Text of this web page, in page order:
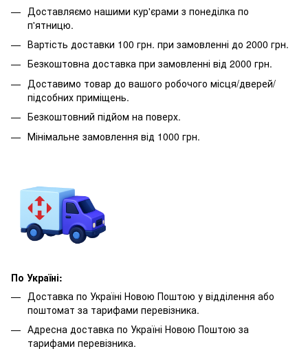
Доставляємо нашими кур'єрами з понеділка по
п'ятницю.
Вартість доставки 100 грн. при замовленні до 2000 грн.
Безкоштовна доставка при замовленні від 2000 грн.
Доставимо товар до вашого робочого місця/дверей/
підсобних приміщень.
Безкоштовний підйом на поверх.
Мінімальне замовлення від 1000 грн.
По Україні:
Доставка по Україні Новою Поштою у відділення або
поштомат за тарифами перевізника.
Адресна доставка по Україні Новою Поштою за
тарифами перевізника.